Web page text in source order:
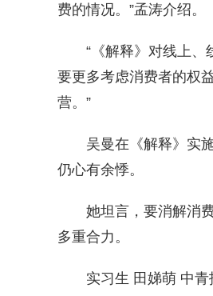
费的情况。”孟涛介绍。
“《解释》对线上、线
要更多考虑消费者的权
营。”
吴曼在《解释》实施
仍心有余悸。
她坦言，要消解消费
多重合力。
实习生 田娣萌 中青